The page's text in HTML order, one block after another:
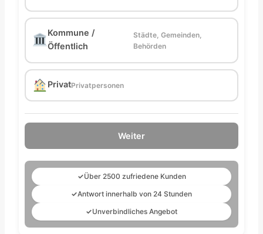
Kommune /
Öffentlich
Städte, Gemeinden,
Behörden
PrivatPrivatpersonen
Weiter
✓Über 2500 zufriedene Kunden
✓Antwort innerhalb von 24 Stunden
✓Unverbindliches Angebot